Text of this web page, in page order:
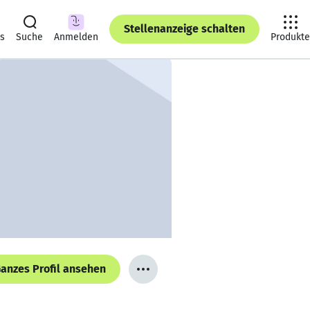
Suche Anmelden
Stellenanzeige schalten
Produkte
Profil ansehen